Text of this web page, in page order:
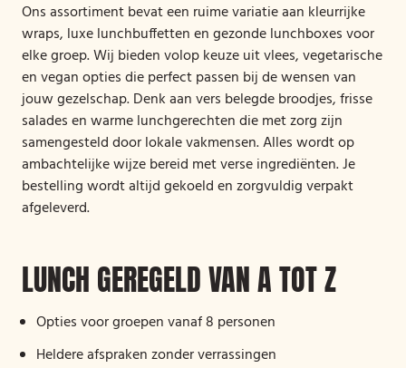
Ons assortiment bevat een ruime variatie aan kleurrijke
wraps, luxe lunchbuffetten en gezonde lunchboxes voor
elke groep. Wij bieden volop keuze uit vlees, vegetarische
en vegan opties die perfect passen bij de wensen van
jouw gezelschap. Denk aan vers belegde broodjes, frisse
salades en warme lunchgerechten die met zorg zijn
samengesteld door lokale vakmensen. Alles wordt op
ambachtelijke wijze bereid met verse ingrediënten. Je
bestelling wordt altijd gekoeld en zorgvuldig verpakt
afgeleverd.
LUNCH GEREGELD VAN A TOT Z
Opties voor groepen vanaf 8 personen
Heldere afspraken zonder verrassingen